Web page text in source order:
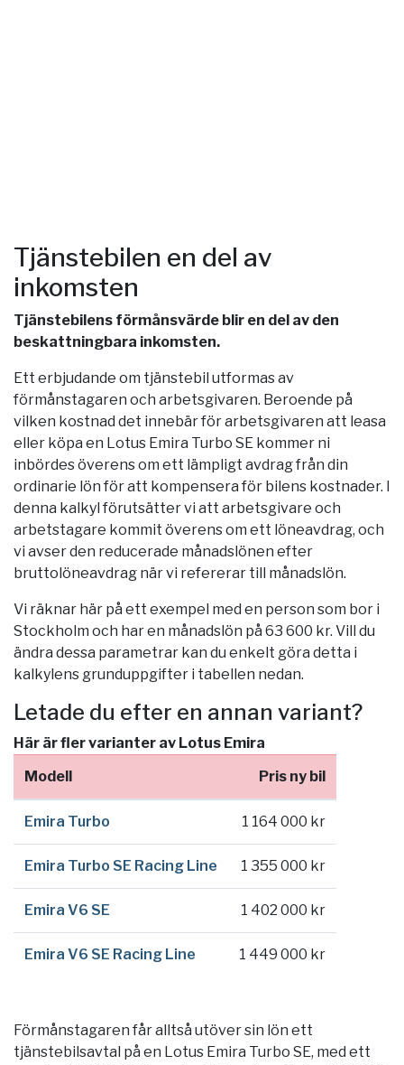
Tjänstebilen en del av
inkomsten
Tjänstebilens förmånsvärde blir en del av den
beskattningbara inkomsten.
Ett erbjudande om tjänstebil utformas av
förmånstagaren och arbetsgivaren. Beroende på
vilken kostnad det innebär för arbetsgivaren att leasa
eller köpa en Lotus Emira Turbo SE kommer ni
inbördes överens om ett lämpligt avdrag från din
ordinarie lön för att kompensera för bilens kostnader. I
denna kalkyl förutsätter vi att arbetsgivare och
arbetstagare kommit överens om ett löneavdrag, och
vi avser den reducerade månadslönen efter
bruttolöneavdrag när vi refererar till månadslön.
Vi räknar här på ett exempel med en person som bor i
Stockholm och har en månadslön på 63 600 kr. Vill du
ändra dessa parametrar kan du enkelt göra detta i
kalkylens grunduppgifter i tabellen nedan.
Letade du efter en annan variant?
Här är fler varianter av Lotus Emira
Modell
Pris ny bil
Emira Turbo 1 164 000 kr
Emira Turbo SE Racing Line 1 355 000 kr
Emira V6 SE 1 402 000 kr
Emira V6 SE Racing Line 1 449 000 kr
Förmånstagaren får alltså utöver sin lön ett
tjänstebilsavtal på en Lotus Emira Turbo SE, med ett